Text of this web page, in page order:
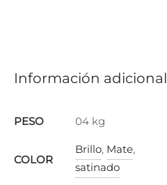
Información adicional
PESO 04 kg
COLOR
Brillo, Mate,
satinado